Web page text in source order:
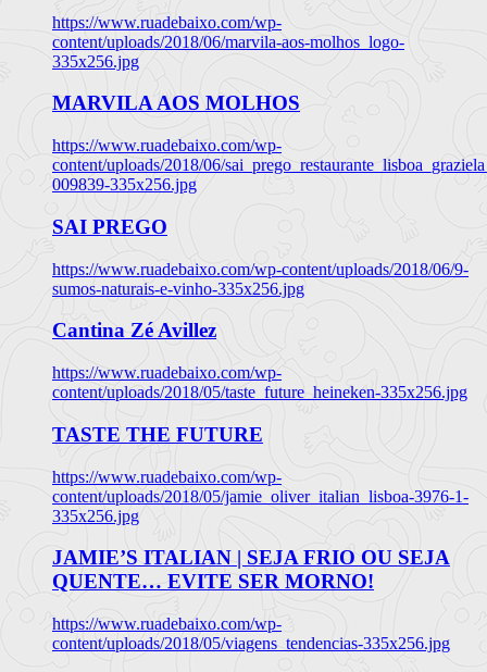
https://www.ruadebaixo.com/wp-
content/uploads/2018/06/marvila-aos-molhos_logo-
335x256.jpg
MARVILA AOS MOLHOS
https://www.ruadebaixo.com/wp-
content/uploads/2018/06/
009839-335x256.jpg
SAI PREGO
https://www.ruadebaixo.com/wp-content/uploads/2018/06/9-
sumos-naturais-e-vinho-335x256.jpg
Cantina Zé Avillez
https://www.ruadebaixo.com/wp-
content/uploads/2018/05/taste_future_heineken-335x256.jpg
TASTE THE FUTURE
https://www.ruadebaixo.com/wp-
content/uploads/2018/05/jamie_oliver_italian_lisboa-3976-1-
335x256.jpg
JAMIE’S ITALIAN | SEJA FRIO OU SEJA
QUENTE… EVITE SER MORNO!
https://www.ruadebaixo.com/wp-
content/uploads/2018/05/viagens_tendencias-335x256.jpg